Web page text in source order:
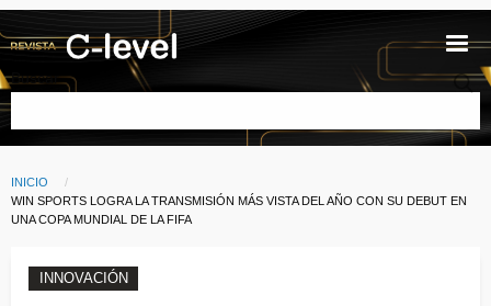
Pasar al contenido principal
Buscar
Ruta de navegación
INICIO
CURRENT:
WIN SPORTS LOGRA LA TRANSMISIÓN MÁS VISTA DEL AÑO CON SU DEBUT EN
UNA COPA MUNDIAL DE LA FIFA
INNOVACIÓN